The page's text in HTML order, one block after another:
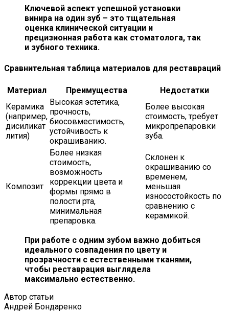
Ключевой аспект успешной установки
винира на один зуб – это тщательная
оценка клинической ситуации и
прецизионная работа как стоматолога, так
и зубного техника.
Сравнительная таблица материалов для реставраций
Материал Преимущества
Недостатки
Керамика
(например,
дисиликат
лития)
Высокая эстетика,
прочность,
биосовместимость,
устойчивость к
окрашиванию.
Более высокая
стоимость, требует
микропрепаровки
зуба.
Композит
Более низкая
стоимость,
возможность
коррекции цвета и
формы прямо в
полости рта,
минимальная
препаровка.
Склонен к
окрашиванию со
временем,
меньшая
износостойкость по
сравнению с
керамикой.
При работе с одним зубом важно добиться
идеального совпадения по цвету и
прозрачности с естественными тканями,
чтобы реставрация выглядела
максимально естественно.
Автор статьи
Андрей Бондаренко